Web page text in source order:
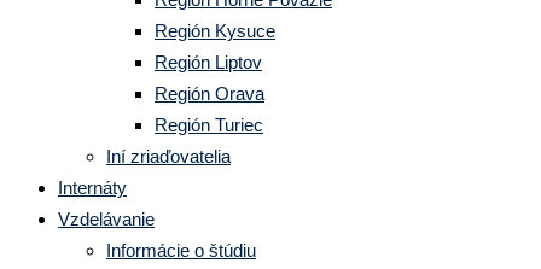
Región Kysuce
Región Liptov
Región Orava
Región Turiec
Iní zriaďovatelia
Internáty
Vzdelávanie
Informácie o štúdiu